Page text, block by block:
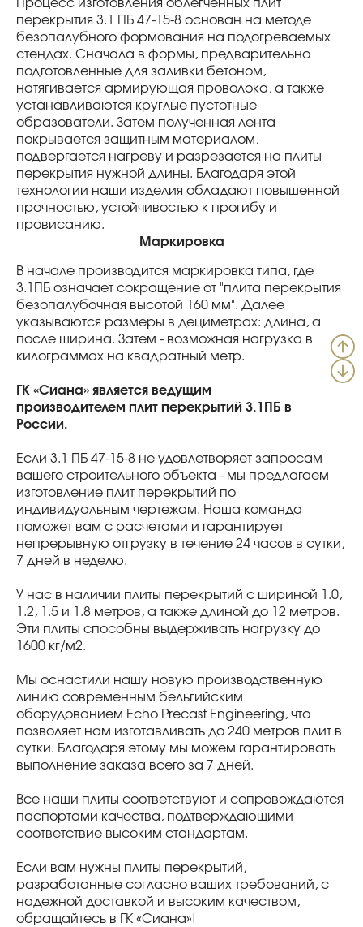
Процесс изготовления облегченных плит
перекрытия 3.1 ПБ 47-15-8 основан на методе
безопалубного формования на подогреваемых
стендах. Сначала в формы, предварительно
подготовленные для заливки бетоном,
натягивается армирующая проволока, а также
устанавливаются круглые пустотные
образователи. Затем полученная лента
покрывается защитным материалом,
подвергается нагреву и разрезается на плиты
перекрытия нужной длины. Благодаря этой
технологии наши изделия обладают повышенной
прочностью, устойчивостью к прогибу и
провисанию.
Маркировка
В начале производится маркировка типа, где
3.1ПБ означает сокращение от "плита перекрытия
безопалубочная высотой 160 мм". Далее
указываются размеры в дециметрах: длина, а
после ширина. Затем - возможная нагрузка в
килограммах на квадратный метр.
ГК «Сиана» является ведущим
производителем плит перекрытий 3.1ПБ в
России.
Если 3.1 ПБ 47-15-8 не удовлетворяет запросам
вашего строительного объекта - мы предлагаем
изготовление плит перекрытий по
индивидуальным чертежам. Наша команда
поможет вам с расчетами и гарантирует
непрерывную отгрузку в течение 24 часов в сутки,
7 дней в неделю.
У нас в наличии плиты перекрытий с шириной 1.0,
1.2, 1.5 и 1.8 метров, а также длиной до 12 метров.
Эти плиты способны выдерживать нагрузку до
1600 кг/м2.
Мы оснастили нашу новую производственную
линию современным бельгийским
оборудованием Echo Precast Engineering, что
позволяет нам изготавливать до 240 метров плит в
сутки. Благодаря этому мы можем гарантировать
выполнение заказа всего за 7 дней.
Все наши плиты соответствуют и сопровождаются
паспортами качества, подтверждающими
соответствие высоким стандартам.
Если вам нужны плиты перекрытий,
разработанные согласно ваших требований, с
надежной доставкой и высоким качеством,
обращайтесь в ГК «Сиана»!